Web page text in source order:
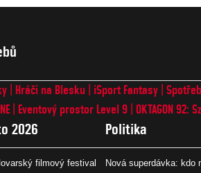
Hráči na Blesku iSport Fantasy
Eventový prostor Level 9 OKTAGON 92:
2026
filmový festival
Politika
Nová superdávka: kdo